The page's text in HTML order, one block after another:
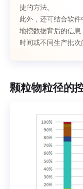
捷的方法。
此外，还可结合软
地挖数据背后的信
时间或不同生产批次
颗粒物粒径的